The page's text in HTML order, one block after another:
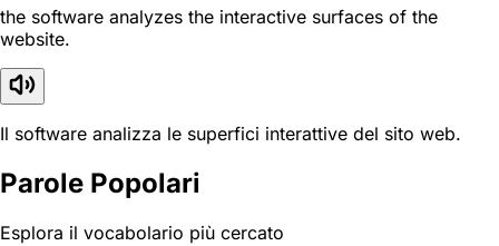
the software analyzes the interactive surfaces of the
website.
Il software analizza le superfici interattive del sito web.
Parole Popolari
Esplora il vocabolario più cercato